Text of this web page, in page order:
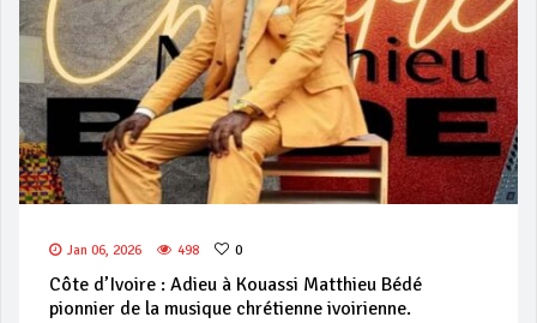
Jan 06, 2026 498 0
Côte d’Ivoire : Adieu à Kouassi Matthieu Bédé
pionnier de la musique chrétienne ivoirienne.